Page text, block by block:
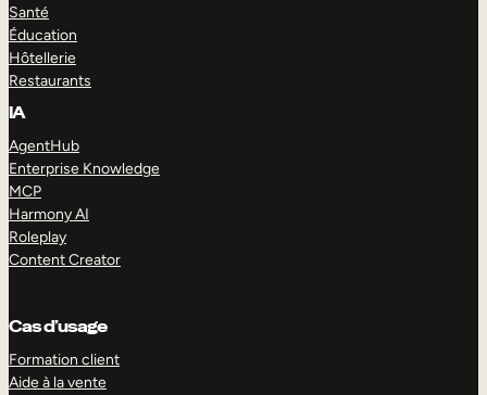
Santé
Éducation
Hôtellerie
Restaurants
IA
AgentHub
Enterprise Knowledge
MCP
Harmony AI
Roleplay
Content Creator
Cas d’usage
Formation client
Aide à la vente